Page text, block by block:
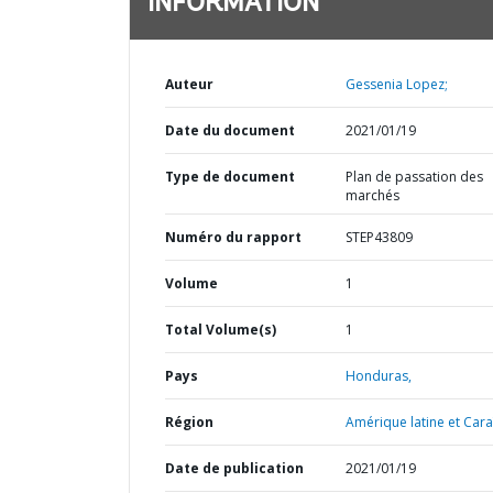
Auteur Gessenia Lopez;
Date du document 2021/01/19
Type de document
Plan de passation des
marchés
Numéro du rapport STEP43809
Volume 1
Total Volume(s) 1
Pays Honduras,
Région Amérique latine et
Date de publication 2021/01/19